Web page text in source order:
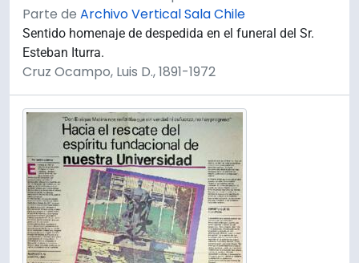
Parte de Archivo Vertical Sala Chile
Sentido homenaje de despedida en el funeral del Sr.
Esteban Iturra.
Cruz Ocampo, Luis D., 1891-1972